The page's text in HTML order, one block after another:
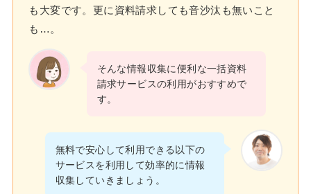
も大変です。更に資料請求しても音沙汰も無いこと
も…。
そんな情報収集に便利な一括資料
請求サービスの利用がおすすめで
す。
無料で安心して利用できる以下の
サービスを利用して効率的に情報
収集していきましょう。